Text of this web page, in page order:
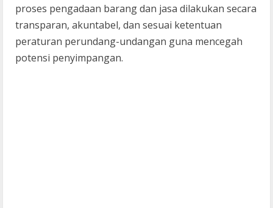
proses pengadaan barang dan jasa dilakukan secara
transparan, akuntabel, dan sesuai ketentuan
peraturan perundang-undangan guna mencegah
potensi penyimpangan.